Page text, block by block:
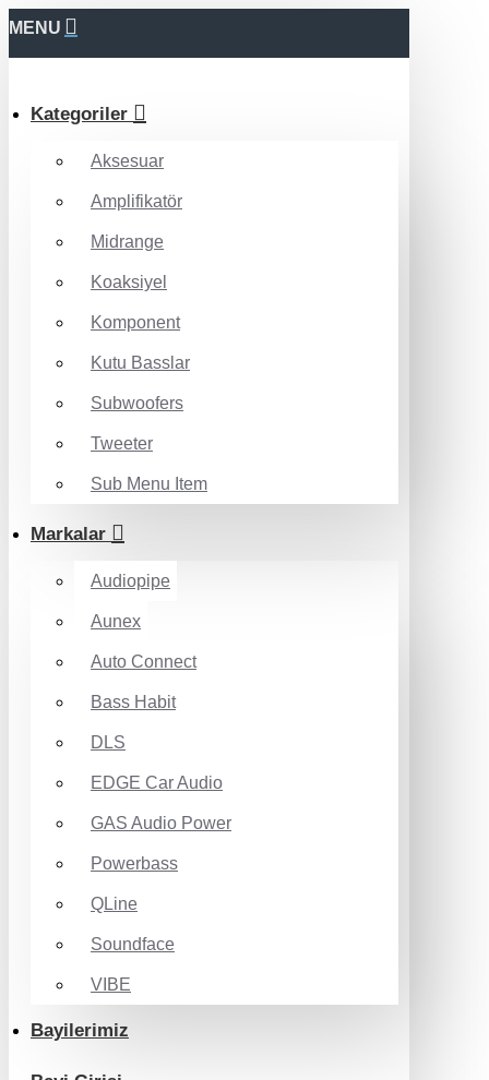
MENU
Kategoriler
Aksesuar
Amplifikatör
Midrange
Koaksiyel
Komponent
Kutu Basslar
Subwoofers
Tweeter
Sub Menu Item
Markalar
Audiopipe
Aunex
Auto Connect
Bass Habit
DLS
EDGE Car Audio
GAS Audio Power
Powerbass
QLine
Soundface
VIBE
Bayilerimiz